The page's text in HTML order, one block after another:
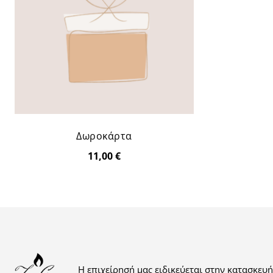
Δωροκάρτα
11,00€
Η επιχείρησή μας ειδικεύεται στην